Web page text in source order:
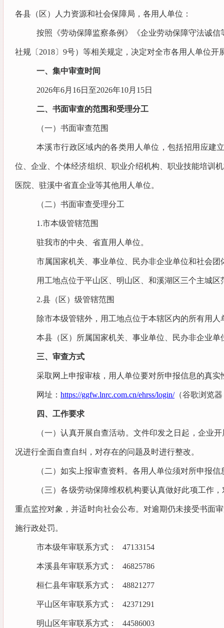
各县（区）人力资源和社会保障局，各用人单位：
按照《劳动保障监察条例》《企业劳动保障守法诚
社规〔2018〕9号）等相关规定，决定对全市各用人单位
一、集中审查时间
2026年6月16日至2026年10月15日
二、书面审查的范围和受理分工
（一）书面审查范围
本溪市行政区域内的各类用人单位，包括招用应建
位、企业、个体经济组织、职业介绍机构、职业技能培训
医院、驻溪中省直企业等其他用人单位。
（二）书面审查受理分工
1.市本级管辖范围
驻我市的中央、省直用人单位。
市属国家机关、事业单位、民办非企业单位和社会团
用工地点位于平山区、明山区、和溪湖区三个主城
2.县（区）级管辖范围
除市本级管辖外，用工地点位于本辖区内的所有用人
本县（区）所属国家机关、事业单位、民办非企业
三、审查方式
采取网上申报审核，用人单位要对所申报信息的真实
网址： https://ggfw.lnrc.com.cn/ehrss/login/（谷歌浏览
四、工作要求
（一）认真开展自查活动。文件印发之日起，企业
况进行全面自查自纠，对存在的问题及时进行整改。
（二）如实上报审查资料。各用人单位须对所申报
（三）各级劳动保障维权机构要认真做好此项工作
重点监控对象，并适时向社会公布。对逾期仍未接受书面
施行政处罚。
市本级年审联系方式： 47133154
本溪县年审联系方式： 46825786
桓仁县年审联系方式： 48821277
平山区年审联系方式： 42371291
明山区年审联系方式： 44586003